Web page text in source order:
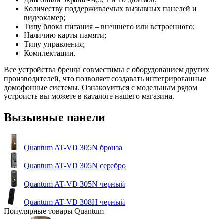
Количеству поддерживаемых вызывных панелей и
видеокамер;
Типу блока питания – внешнего или встроенного;
Наличию карты памяти;
Типу управления;
Комплектации.
Все устройства бренда совместимы с оборудованием других
производителей, что позволяет создавать интегрированные
домофонные системы. Ознакомиться с модельным рядом
устройств вы можете в каталоге нашего магазина.
Вызывные панели
Quantum AT-VD 305N бронза
Quantum AT-VD 305N серебро
Quantum AT-VD 305N черный
Quantum AT-VD 308H черный
Популярные товары Quantum